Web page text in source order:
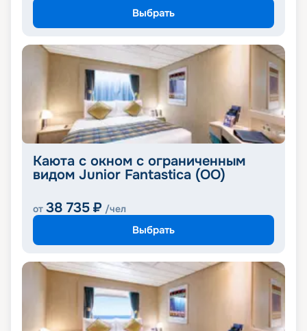
Выбрать
Каюта с окном с ограниченным
видом Junior Fantastica (OO)
от 38 735 ₽ /чел
Выбрать